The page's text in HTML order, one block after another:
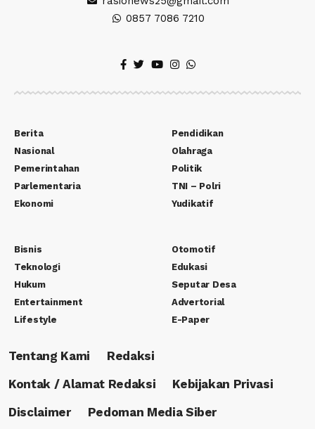
0857 7086 7210
Berita
Nasional
Pemerintahan
Parlementaria
Ekonomi
Pendidikan
Olahraga
Politik
TNI – Polri
Yudikatif
Bisnis
Teknologi
Hukum
Entertainment
Lifestyle
Otomotif
Edukasi
Seputar Desa
Advertorial
E-Paper
Tentang Kami
Redaksi
Kontak / Alamat Redaksi
Kebijakan Privasi
Disclaimer
Pedoman Media Siber